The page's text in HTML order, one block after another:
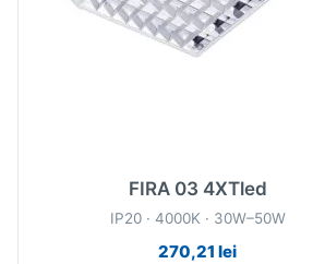
FIRA 03 4XTled
IP20 · 4000K · 30W–50W
270,21 lei